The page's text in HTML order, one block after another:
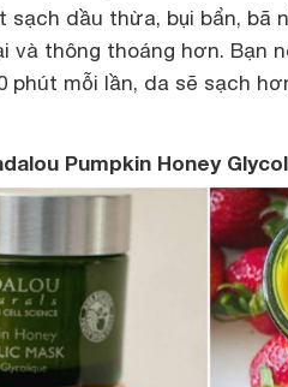
sạch dầu thừa, bụi bẩn, bã
và thông thoáng hơn. Bạn
phút mỗi lần, da sẽ sạch
Pumpkin Honey